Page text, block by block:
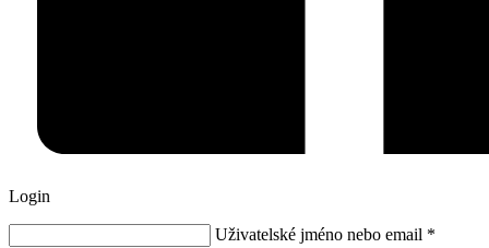
Login
Uživatelské jméno nebo email *